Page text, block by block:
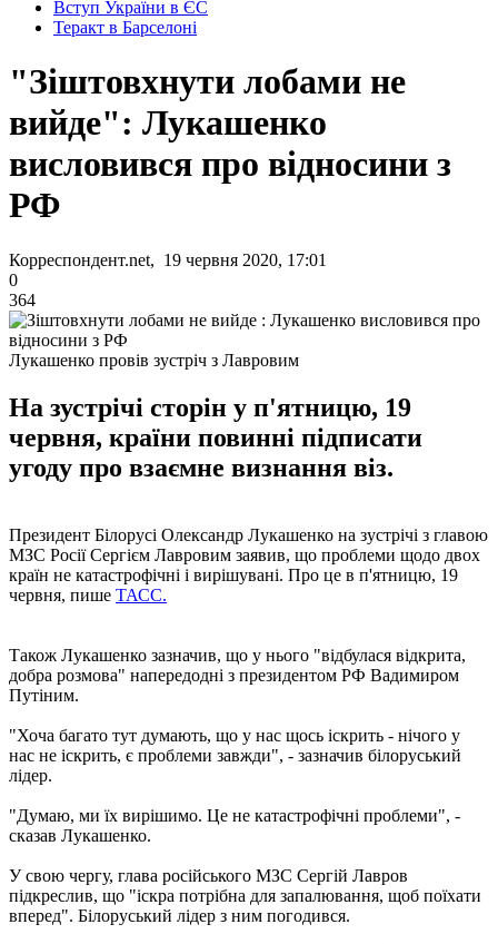
Вступ України в ЄС
Теракт в Барселоні
"Зіштовхнути лобами не
вийде": Лукашенко
висловився про відносини з
РФ
Корреспондент.net, 19 червня 2020, 17:01
0
364
Лукашенко провів зустріч з Лавровим
На зустрічі сторін у п'ятницю, 19
червня, країни повинні підписати
угоду про взаємне визнання віз.
Президент Білорусі Олександр Лукашенко на зустрічі з главою
МЗС Росії Сергієм Лавровим заявив, що проблеми щодо двох
країн не катастрофічні і вирішувані. Про це в п'ятницю, 19
червня, пише ТАСС.
Також Лукашенко зазначив, що у нього "відбулася відкрита,
добра розмова" напередодні з президентом РФ Вадимиром
Путіним.
"Хоча багато тут думають, що у нас щось іскрить - нічого у
нас не іскрить, є проблеми завжди", - зазначив білоруський
лідер.
"Думаю, ми їх вирішимо. Це не катастрофічні проблеми", -
сказав Лукашенко.
У свою чергу, глава російського МЗС Сергій Лавров
підкреслив, що "іскра потрібна для запалювання, щоб поїхати
вперед". Білоруський лідер з ним погодився.